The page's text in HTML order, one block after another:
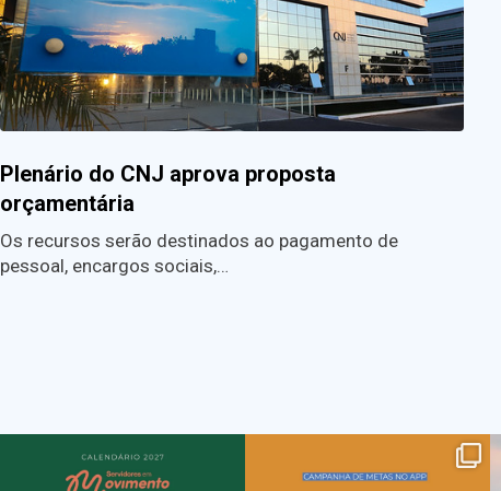
Plenário do CNJ aprova proposta
orçamentária
Os recursos serão destinados ao pagamento de
pessoal, encargos sociais,…